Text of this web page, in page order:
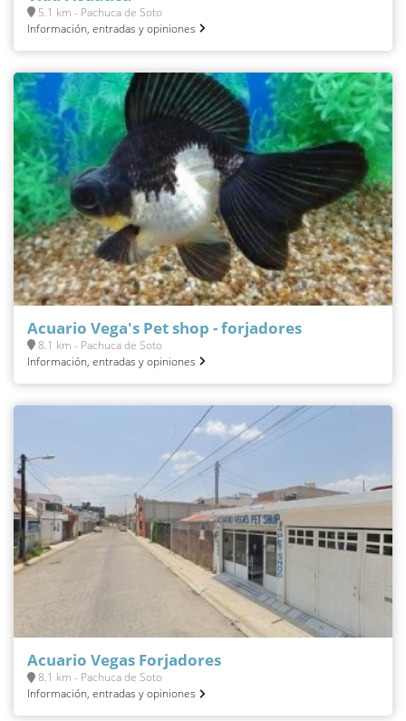
5.1 km - Pachuca de Soto
Información, entradas y opiniones
Acuario Vega's Pet shop - forjadores
8.1 km - Pachuca de Soto
Información, entradas y opiniones
Acuario Vegas Forjadores
8.1 km - Pachuca de Soto
Información, entradas y opiniones